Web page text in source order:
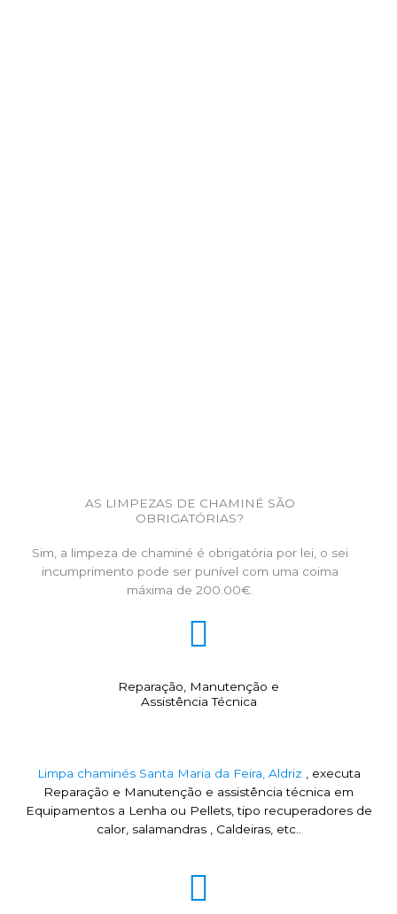
AS LIMPEZAS DE CHAMINÉ SÃO
OBRIGATÓRIAS?
Sim, a limpeza de chaminé é obrigatória por lei, o sei
incumprimento pode ser punível com uma coima
máxima de 200.00€.
Reparação, Manutenção e
Assistência Técnica
Limpa chaminés Santa Maria da Feira, Aldriz , executa
Reparação e Manutenção e assistência técnica em
Equipamentos a Lenha ou Pellets, tipo recuperadores de
calor, salamandras , Caldeiras, etc..